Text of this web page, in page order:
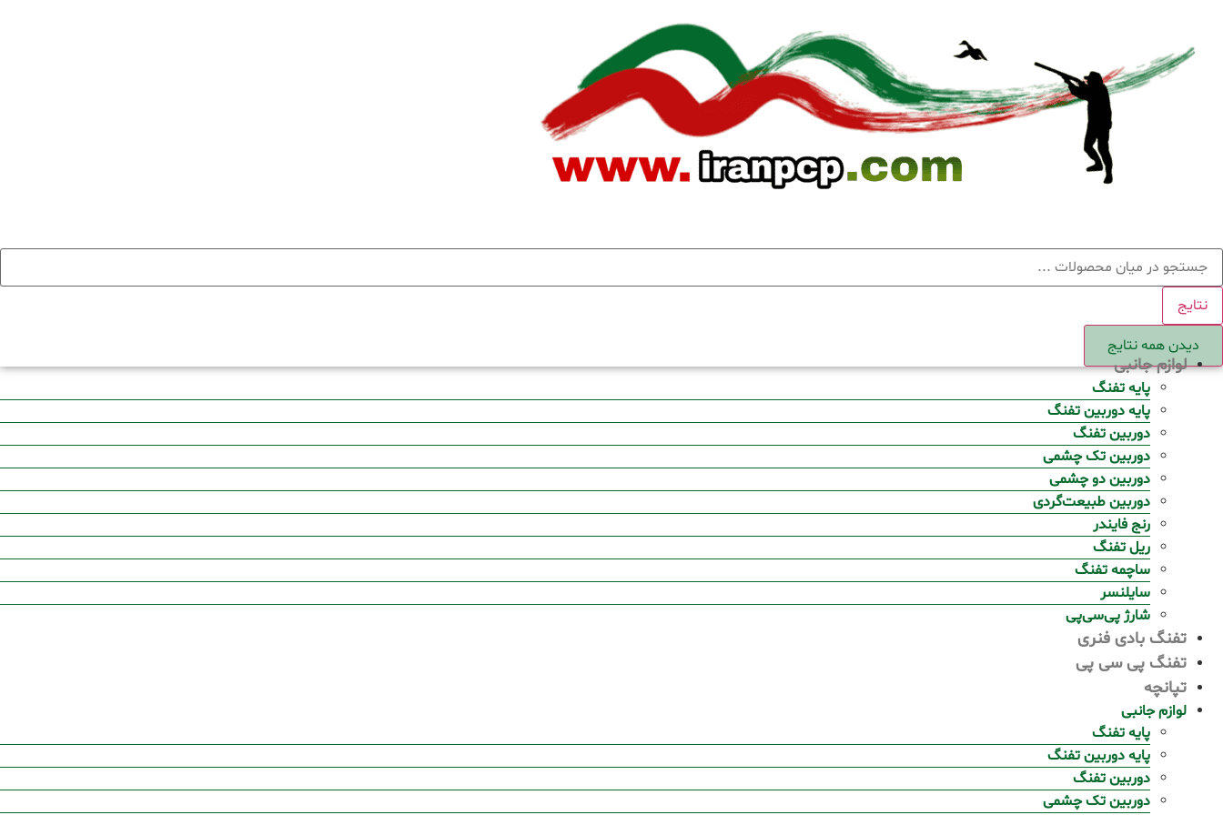
content
جستجو
.
نتایج
دیدن همه نتایج
لوازم جانبی
پایه تفنگ
پایه دوربین تفنگ
دوربین تفنگ
دوربین تک چشمی
دوربین دو چشمی
دوربین طبیعت‌گردی
رنج فایندر
ریل تفنگ
ساچمه تفنگ
سایلنسر
شارژ پی‌سی‌پی
تفنگ بادی فنری
تفنگ پی سی پی
تپانچه
لوازم جانبی
پایه تفنگ
پایه دوربین تفنگ
دوربین تفنگ
دوربین تک چشمی